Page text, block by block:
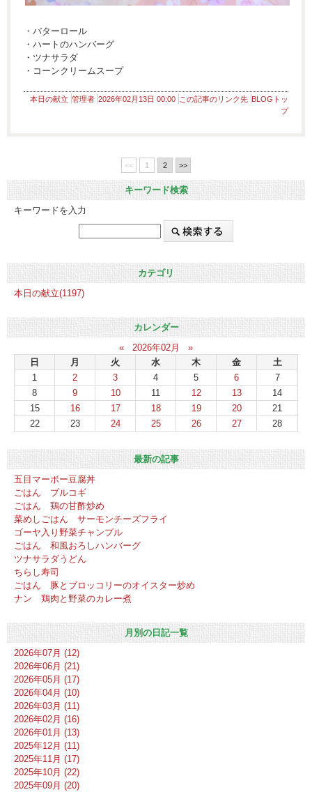
・バターロール
・ハートのハンバーグ
・ツナサラダ
・コーンクリームスープ
本日の献立 管理者 2026年02月13日 00:00 この記事のリンク先 BLOGトッ
プ
<< 1 2 >>
キーワード検索
キーワードを入力
カテゴリ
本日の献立(1197)
カレンダー
«
2026年02月
»
日
月 火 水 木 金
土
1
2 3 4 5 6
7
8
9 10 11 12 13
14
15
16 17 18 19 20
21
22
23 24 25 26 27 28
最新の記事
五目マーボー豆腐丼
ごはん プルコギ
ごはん 鶏の甘酢炒め
菜めしごはん サーモンチーズフライ
ゴーヤ入り野菜チャンプル
ごはん 和風おろしハンバーグ
ツナサラダうどん
ちらし寿司
ごはん 豚とブロッコリーのオイスター炒め
ナン 鶏肉と野菜のカレー煮
月別の日記一覧
2026年07月 (12)
2026年06月 (21)
2026年05月 (17)
2026年04月 (10)
2026年03月 (11)
2026年02月 (16)
2026年01月 (13)
2025年12月 (11)
2025年11月 (17)
2025年10月 (22)
2025年09月 (20)